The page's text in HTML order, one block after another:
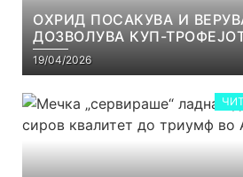
ОХРИД ПОСАКУВА И
ДОЗВОЛУВА КУП-
ОД СКОПЈЕ
19/04/2026